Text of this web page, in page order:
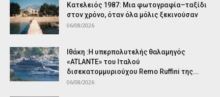
Κατελειός 1987: Μια φωτογραφία–ταξίδι
στον χρόνο, όταν όλα μόλις ξεκινούσαν
06/08/2026
Ιθάκη :Η υπερπολυτελής θαλαμηγός
«ATLANTE» του Ιταλού
δισεκατομμυριούχου Remo Ruffini της...
06/08/2026